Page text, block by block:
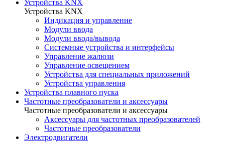
Устройства KNX
Устройства KNX
Индикация и управление
Модули ввода
Модули ввода/вывода
Системные устройства и интерфейсы
Управление жалюзи
Управление освещением
Устройства для специальных приложений
Устройства управления
Устройства плавного пуска
Частотные преобразователи и аксессуары
Частотные преобразователи и аксессуары
Аксессуары для частотных преобразователей
Частотные преобразователи
Электродвигатели